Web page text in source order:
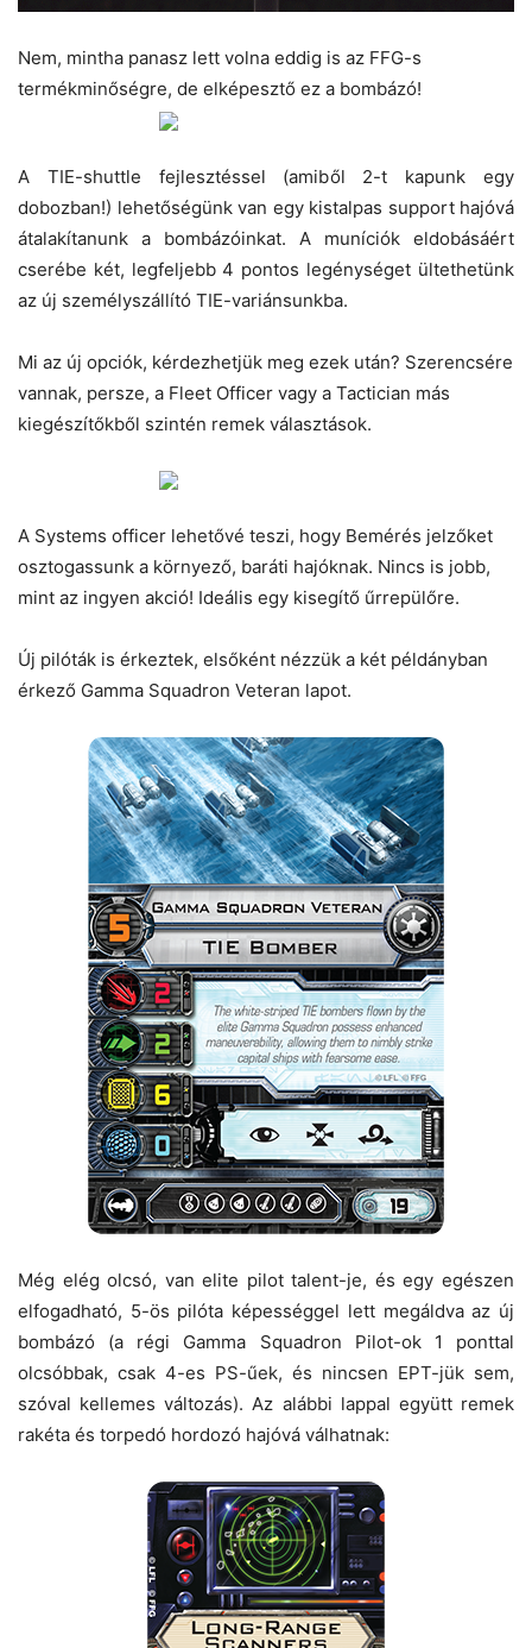
Nem, mintha panasz lett volna eddig is az FFG-s
termékminőségre, de elképesztő ez a bombázó!
A TIE-shuttle fejlesztéssel (amiből 2-t kapunk egy
dobozban!) lehetőségünk van egy kistalpas support hajóvá
átalakítanunk a bombázóinkat. A muníciók eldobásáért
cserébe két, legfeljebb 4 pontos legénységet ültethetünk
az új személyszállító TIE-variánsunkba.
Mi az új opciók, kérdezhetjük meg ezek után? Szerencsére
vannak, persze, a Fleet Officer vagy a Tactician más
kiegészítőkből szintén remek választások.
A Systems officer lehetővé teszi, hogy Bemérés jelzőket
osztogassunk a környező, baráti hajóknak. Nincs is jobb,
mint az ingyen akció! Ideális egy kisegítő űrrepülőre.
Új pilóták is érkeztek, elsőként nézzük a két példányban
érkező Gamma Squadron Veteran lapot.
Még elég olcsó, van elite pilot talent-je, és egy egészen
elfogadható, 5-ös pilóta képességgel lett megáldva az új
bombázó (a régi Gamma Squadron Pilot-ok 1 ponttal
olcsóbbak, csak 4-es PS-űek, és nincsen EPT-jük sem,
szóval kellemes változás). Az alábbi lappal együtt remek
rakéta és torpedó hordozó hajóvá válhatnak: